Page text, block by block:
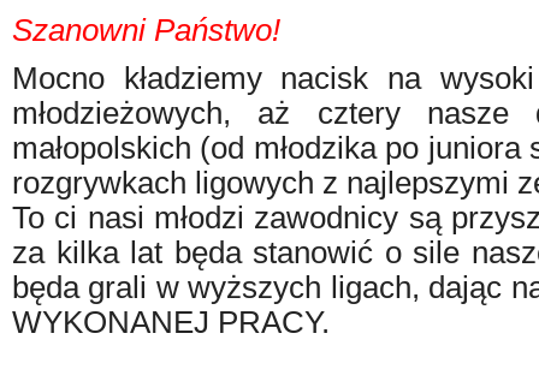
Szanowni Państwo!
Mocno kładziemy nacisk na
młodzieżowych, aż cztery
małopolskich (od młodzika po juniora
rozgrywkach ligowych z najlepszymi
To ci nasi młodzi zawodnicy są
za kilka lat będa stanowić o sile
będa grali w wyższych ligach, dając
WYKONANEJ PRACY.